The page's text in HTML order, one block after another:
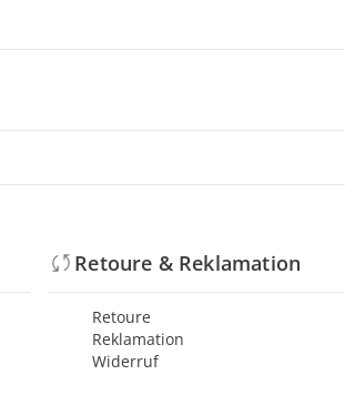
Retoure & Reklamation
Retoure
Reklamation
Widerruf